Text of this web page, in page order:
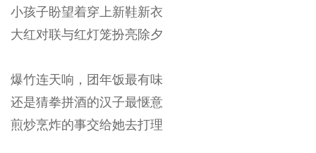
小孩子盼望着穿上新鞋新衣
大红对联与红灯笼扮亮除夕
爆竹连天响，团年饭最有味
还是猜拳拼酒的汉子最惬意
煎炒烹炸的事交给她去打理